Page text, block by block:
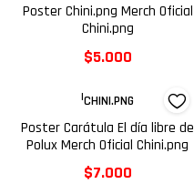
Poster Chini.png Merch Oficial
Chini.png
$5.000
|CHINI.PNG
Poster Carátula El día libre de
Polux Merch Oficial Chini.png
$7.000